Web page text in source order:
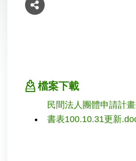
檔案下載
民間法人團體申請計
書表100.10.31更新